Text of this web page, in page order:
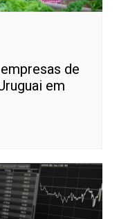
de
em